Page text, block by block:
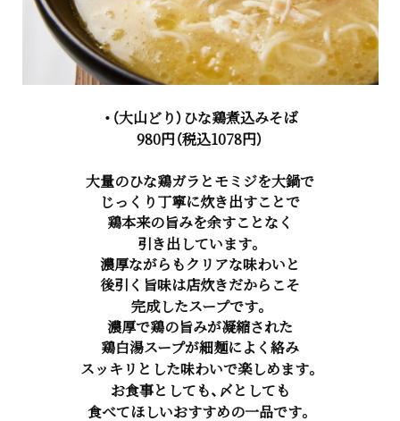
・（大山どり）ひな鶏煮込みそば
980円（税込1078円）
大量のひな鶏ガラとモミジを大鍋で
じっくり丁寧に炊き出すことで
鶏本来の旨みを余すことなく
引き出しています。
濃厚ながらもクリアな味わいと
後引く旨味は店炊きだからこそ
完成したスープです。
濃厚で鶏の旨みが凝縮された
鶏白湯スープが細麺によく絡み
スッキリとした味わいで楽しめます。
お食事としても、〆としても
食べてほしいおすすめの一品です。